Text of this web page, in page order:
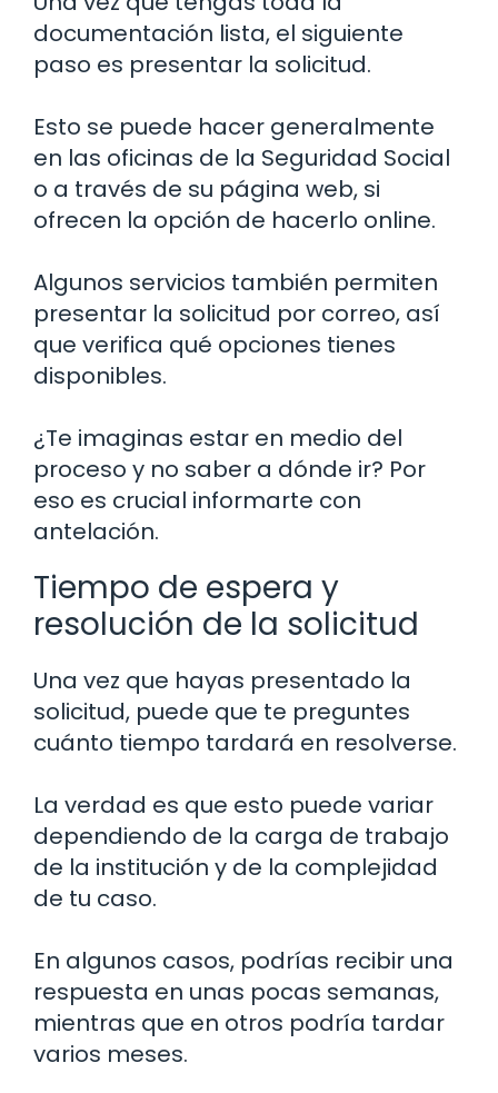
documentación lista, el siguiente
paso es presentar la solicitud.
Esto se puede hacer generalmente
en las oficinas de la Seguridad Social
o a través de su página web, si
ofrecen la opción de hacerlo online.
Algunos servicios también permiten
presentar la solicitud por correo, así
que verifica qué opciones tienes
disponibles.
¿Te imaginas estar en medio del
proceso y no saber a dónde ir? Por
eso es crucial informarte con
antelación.
Tiempo de espera y
resolución de la solicitud
Una vez que hayas presentado la
solicitud, puede que te preguntes
cuánto tiempo tardará en resolverse.
La verdad es que esto puede variar
dependiendo de la carga de trabajo
de la institución y de la complejidad
de tu caso.
En algunos casos, podrías recibir una
respuesta en unas pocas semanas,
mientras que en otros podría tardar
varios meses.